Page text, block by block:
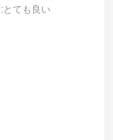
:とても良い